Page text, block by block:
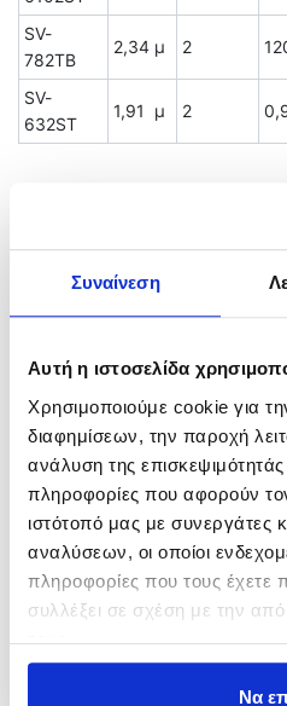
Συναίνεση
Αυτή η ιστοσελίδα
Χρησιμοποιούμε cookie για
διαφημίσεων, την παροχή
ανάλυση της
πληροφορίες που αφορούν
ιστότοπό μας με συνεργάτες
αναλύσεων, οι οποίοι
πληροφορίες που τους έχετε
συλλέξει σε σχέση με την
τους.
Να
SV-
782TB
2,34 μ 2
SV-
632ST
1,91 μ 2
XZOGA Taka JI 5715
310,00€
In Stock
Προσθήκη στο καλάθι